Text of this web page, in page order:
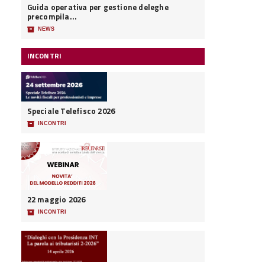
Guida operativa per gestione deleghe
precompila...
📦 NEWS
INCONTRI
Speciale Telefisco 2026
📦 INCONTRI
22 maggio 2026
📦 INCONTRI